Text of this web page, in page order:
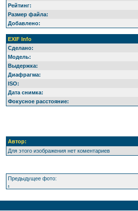
Рейтинг:
Размер файла:
Добавлено:
EXIF Info
Сделано:
Модель:
Выдержка:
Диафрагма:
ISO:
Дата снимка:
Фокусное расстояние:
Автор:
Для этого изображения нет коментариев
Предыдущее фото:
.